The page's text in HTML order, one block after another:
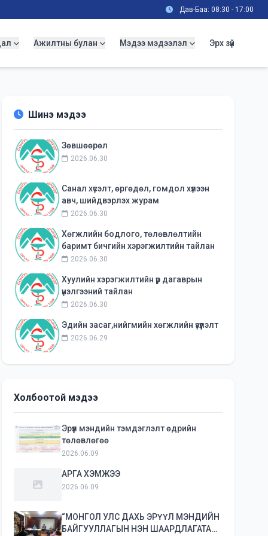
Дав-Баа: 08:30 - 17:00
Ажилтны булан Мэдээ мэдээлэл Эрх зүй
Шинэ мэдээ
Зөвшөөрөл
2026.06.30
Санал хүсэлт, өргөдөл, гомдол хүлээн
авч, шийдвэрлэх журам
2026.06.30
Хөгжлийн бодлого, төлөвлөлтийн
баримт бичгийн хэрэгжилтийн тайлан
2026.06.30
Хуулийн хэрэгжилтийн үр дагаврын
үнэлгээний тайлан
2026.06.30
Эдийн засаг,нийгмийн хөгжлийн үзүүлэлт
2026.06.29
Холбоотой мэдээ
Эрүүл мэндийн тэмдэглэлт өдрийн
төлөвлөгөө
2026.06.09
АРГА ХЭМЖЭЭ
2026.06.09
“МОНГОЛ УЛС ДАХЬ ЭРҮҮЛ МЭНДИЙН
БАЙГУУЛЛАГЫН НЭН ШААРДЛАГАТАЙ